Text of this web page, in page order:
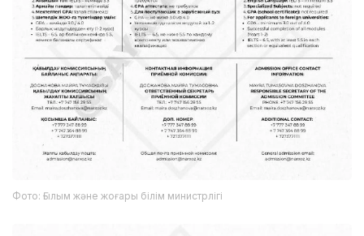
Фото: Ғылым және жоғары білім министрлігі